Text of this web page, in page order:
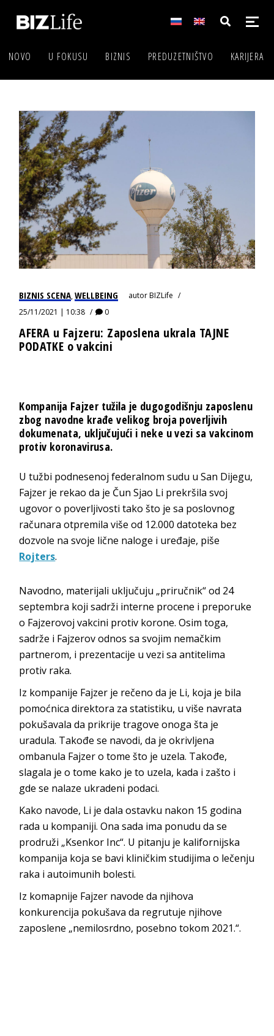
NOVO U FOKUSU BIZNIS PREDUZETNIŠTVO KARIJERA
BIZNIS SCENA,WELLBEING autorBIZLife
25/11/2021 | 10:38
0
AFERA u Fajzeru: Zaposlena ukrala TAJNE
PODATKE o vakcini
Kompanija Fajzer tužila je dugogodišnju zaposlenu
zbog navodne krađe velikog broja poverljivih
dokumenata, uključujući i neke u vezi sa vakcinom
protiv koronavirusa.
U tužbi podnesenoj federalnom sudu u San Dijegu,
Fajzer je rekao da je Čun Sjao Li prekršila svoj
ugovor o poverljivosti tako što je sa poslovnog
računara otpremila više od 12.000 datoteka bez
dozvole na svoje lične naloge i uređaje, piše
Rojters.
Navodno, materijali uključuju „priručnik“ od 24
septembra koji sadrži interne procene i preporuke
o Fajzerovoj vakcini protiv korone. Osim toga,
sadrže i Fajzerov odnos sa svojim nemačkim
partnerom, i prezentacije u vezi sa antitelima
protiv raka.
Iz kompanije Fajzer je rečeno da je Li, koja je bila
pomoćnica direktora za statistiku, u više navrata
pokušavala da prikrije tragove onoga šta je
uradula. Takođe se navodi, da je okrivljena
ombanula Fajzer o tome što je uzela. Takođe,
slagala je o tome kako je to uzela, kada i zašto i
gde se nalaze ukradeni podaci.
Kako navode, Li je dala ostavku nakon 15 godina
rada u kompaniji. Ona sada ima ponudu da se
prodruži „Ksenkor Inc“. U pitanju je kalifornijska
kompanija koja se bavi kliničkim studijima o lečenju
raka i autoimunih bolesti.
Iz komapnije Fajzer navode da njihova
konkurencija pokušava da regrutuje njihove
zaposlene „nemilosrdno, posebno tokom 2021.“.